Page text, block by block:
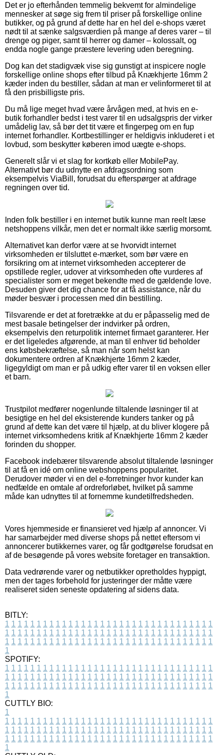
Det er jo efterhånden temmelig bekvemt for almindelige
mennesker at søge sig frem til priser på forskellige online
butikker, og på grund af dette har en hel del e-shops været
nødt til at sænke salgsværdien på mange af deres varer – til
drenge og piger, samt til herrer og damer – kolossalt, og
endda nogle gange præstere levering uden beregning.
Dog kan det stadigvæk vise sig gunstigt at inspicere nogle
forskellige online shops efter tilbud på Knækhjerte 16mm 2
kæder inden du bestiller, sådan at man er velinformeret til at
få den prisbilligste pris.
Du må lige meget hvad være årvågen med, at hvis en e-
butik forhandler bedst i test varer til en udsalgspris der virker
umådelig lav, så bør det tit være et fingerpeg om en fup
internet forhandler. Kortbestillinger er heldigvis inkluderet i et
lovbud, som beskytter køberen imod uægte e-shops.
Generelt slår vi et slag for kortkøb eller MobilePay.
Alternativt bør du udnytte en afdragsordning som
eksempelvis ViaBill, forudsat du efterspørger at afdrage
regningen over tid.
Inden folk bestiller i en internet butik kunne man reelt læse
netshoppens vilkår, men det er normalt ikke særlig morsomt.
Alternativet kan derfor være at se hvorvidt internet
virksomheden er tilsluttet e-mærket, som bør være en
forsikring om at internet virksomheden accepterer de
opstillede regler, udover at virksomheden ofte vurderes af
specialister som er meget bekendte med de gældende love.
Desuden giver det dig chance for at få assistance, når du
møder besvær i processen med din bestilling.
Tilsvarende er det at foretrække at du er påpasselig med de
mest basale betingelser der indvirker på ordren,
eksempelvis den returpolitik internet firmaet garanterer. Her
er det ligeledes afgørende, at man til enhver tid beholder
ens købsbekræftelse, så man når som helst kan
dokumentere ordren af Knækhjerte 16mm 2 kæder,
ligegyldigt om man er på udkig efter varer til en voksen eller
et barn.
Trustpilot medfører nogenlunde tiltalende løsninger til at
besigtige en hel del eksisterende kunders tanker og på
grund af dette kan det være til hjælp, at du bliver klogere på
internet virksomhedens kritik af Knækhjerte 16mm 2 kæder
forinden du shopper.
Facebook indebærer tilsvarende absolut tiltalende løsninger
til at få en idé om online webshoppens popularitet.
Derudover møder vi en del e-forretninger hvor kunder kan
nedfælde en omtale af ordreforløbet, hvilket på samme
måde kan udnyttes til at fornemme kundetilfredsheden.
Vores hjemmeside er finansieret ved hjælp af annoncer. Vi
har samarbejder med diverse shops på nettet eftersom vi
annoncerer butikkernes varer, og får godtgørelse forudsat en
af de besøgende på vores website foretager en transaktion.
Data vedrørende varer og netbutikker opretholdes hyppigt,
men der tages forbehold for justeringer der måtte være
realiseret siden seneste opdatering af sidens data.
BITLY:
1 1 1 1 1 1 1 1 1 1 1 1 1 1 1 1 1 1 1 1 1 1 1 1 1 1 1 1 1 1 1 1 1
1 1 1 1 1 1 1 1 1 1 1 1 1 1 1 1 1 1 1 1 1 1 1 1 1 1 1 1 1 1 1 1 1
1 1 1 1 1 1 1 1 1 1 1 1 1 1 1 1 1 1 1 1 1 1 1 1 1 1 1 1 1 1 1 1 1
1
SPOTIFY:
1 1 1 1 1 1 1 1 1 1 1 1 1 1 1 1 1 1 1 1 1 1 1 1 1 1 1 1 1 1 1 1 1
1 1 1 1 1 1 1 1 1 1 1 1 1 1 1 1 1 1 1 1 1 1 1 1 1 1 1 1 1 1 1 1 1
1 1 1 1 1 1 1 1 1 1 1 1 1 1 1 1 1 1 1 1 1 1 1 1 1 1 1 1 1 1 1 1 1
1
CUTTLY BIO:
1
1 1 1 1 1 1 1 1 1 1 1 1 1 1 1 1 1 1 1 1 1 1 1 1 1 1 1 1 1 1 1 1 1
1 1 1 1 1 1 1 1 1 1 1 1 1 1 1 1 1 1 1 1 1 1 1 1 1 1 1 1 1 1 1 1 1
1 1 1 1 1 1 1 1 1 1 1 1 1 1 1 1 1 1 1 1 1 1 1 1 1 1 1 1 1 1 1 1 1
1